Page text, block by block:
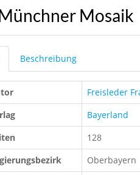
Mosaik
Beschreibung
Freisleder
Bayerland
128
Oberbayern